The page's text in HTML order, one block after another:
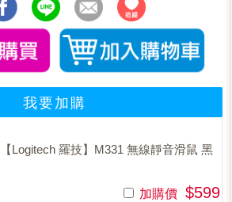
我要加購
【Logitech 羅技】M331 無線靜音滑鼠 黑
加購價 $599